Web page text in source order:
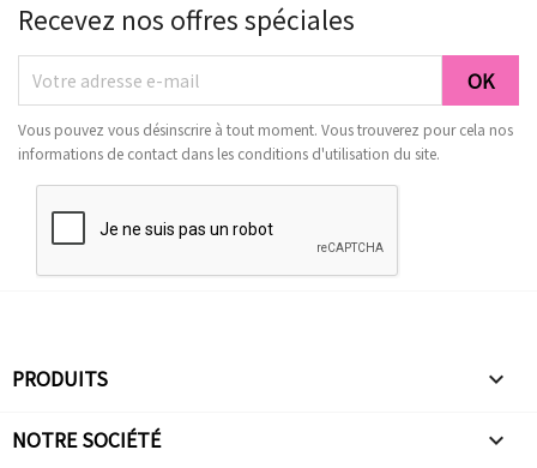
Recevez nos offres spéciales
Vous pouvez vous désinscrire à tout moment. Vous trouverez pour cela nos
informations de contact dans les conditions d'utilisation du site.
PRODUITS 
NOTRE SOCIÉTÉ 